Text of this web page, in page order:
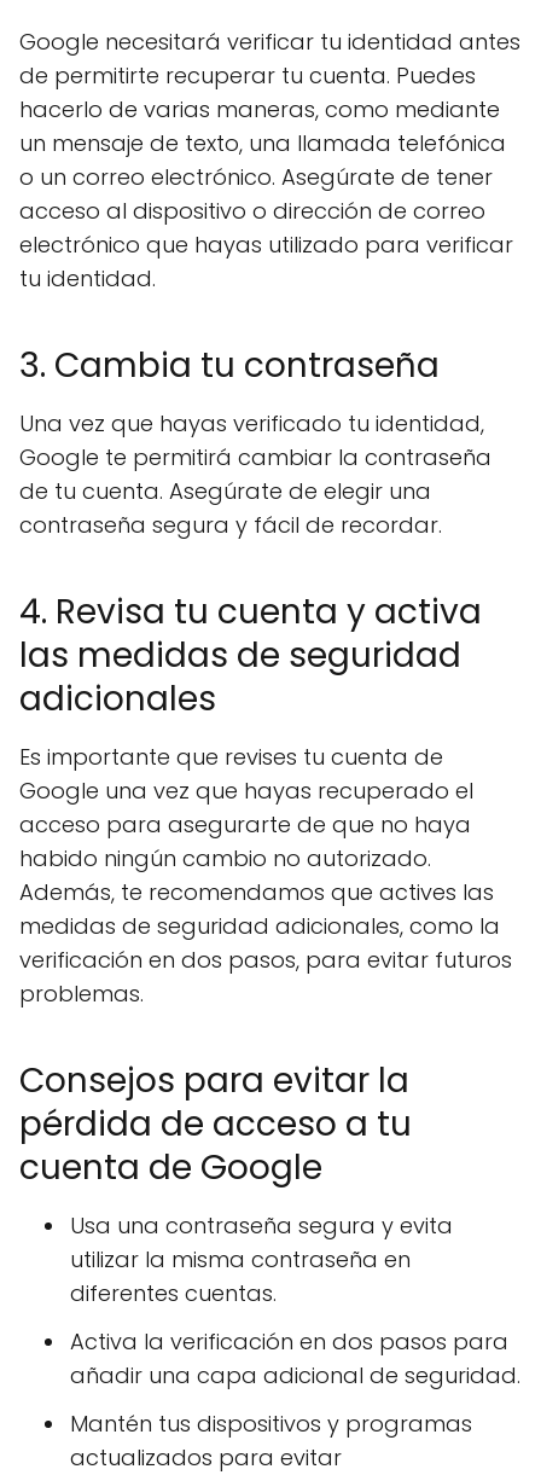
Google necesitará verificar tu identidad antes
de permitirte recuperar tu cuenta. Puedes
hacerlo de varias maneras, como mediante
un mensaje de texto, una llamada telefónica
o un correo electrónico. Asegúrate de tener
acceso al dispositivo o dirección de correo
electrónico que hayas utilizado para verificar
tu identidad.
3. Cambia tu contraseña
Una vez que hayas verificado tu identidad,
Google te permitirá cambiar la contraseña
de tu cuenta. Asegúrate de elegir una
contraseña segura y fácil de recordar.
4. Revisa tu cuenta y activa
las medidas de seguridad
adicionales
Es importante que revises tu cuenta de
Google una vez que hayas recuperado el
acceso para asegurarte de que no haya
habido ningún cambio no autorizado.
Además, te recomendamos que actives las
medidas de seguridad adicionales, como la
verificación en dos pasos, para evitar futuros
problemas.
Consejos para evitar la
pérdida de acceso a tu
cuenta de Google
Usa una contraseña segura y evita
utilizar la misma contraseña en
diferentes cuentas.
Activa la verificación en dos pasos para
añadir una capa adicional de seguridad.
Mantén tus dispositivos y programas
actualizados para evitar